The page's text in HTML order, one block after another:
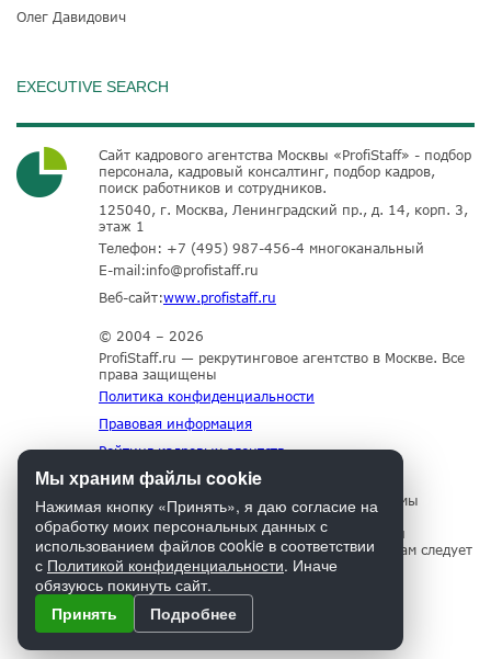
Олег Давидович
EXECUTIVE SEARCH
Сайт кадрового агентства Москвы «ProfiStaff» - подбор
персонала, кадровый консалтинг, подбор кадров,
поиск работников и сотрудников.
125040, г. Москва, Ленинградский пр., д. 14, корп. 3,
этаж 1
Телефон: +7 (495) 987-456-4 многоканальный
E-mail:info@profistaff.ru
Веб-сайт:www.profistaff.ru
© 2004 – 2026
ProfiStaff.ru — рекрутинговое агентство в Москве. Все
права защищены
Политика конфиденциальности
Правовая информация
Рейтинг кадровых агентств
Для нормального функционирования сайта мы
используем технологию Cookies, собираем
информацию об IP адресе и местоположении
посетителей. Если Вы не согласны с этим, Вам следует
прекратить пользование сайтом.
Мы храним файлы cookie
Нажимая кнопку «Принять», я даю согласие на
обработку моих персональных данных с
использованием файлов cookie в соответствии
с Политикой конфиденциальности. Иначе
обязуюсь покинуть сайт.
Принять
Подробнее